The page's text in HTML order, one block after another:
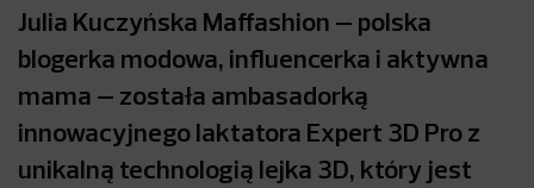
Julia Kuczyńska Maffashion – polska
blogerka modowa, influencerka i aktywna
mama – została ambasadorką
innowacyjnego laktatora Expert 3D Pro z
unikalną technologią lejka 3D, który jest